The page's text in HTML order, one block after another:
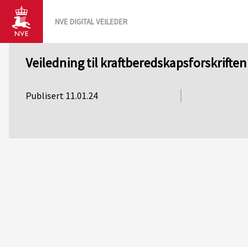
NVE DIGITAL VEILEDER
Veiledning til kraftberedskapsforskriften
Publisert 11.01.24